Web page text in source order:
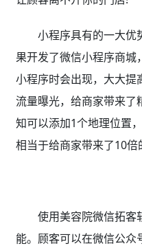
小程序具有的一大优
果开发了微信小程序商城
小程序时会出现，大大提
流量曝光，给商家带来了
知可以添加1个地理位置
相当于给商家带来了10倍
使用美容院微信拓客
能。顾客可以在微信公众